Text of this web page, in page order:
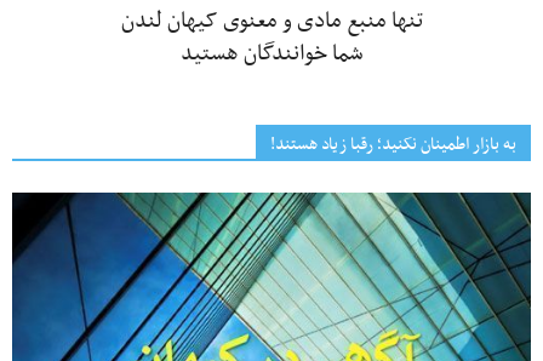
تنها منبع مادی و معنوی کیهان لندن
شما خوانندگان هستید
به بازار اطمینان نکنید؛ رقبا زیاد هستند!